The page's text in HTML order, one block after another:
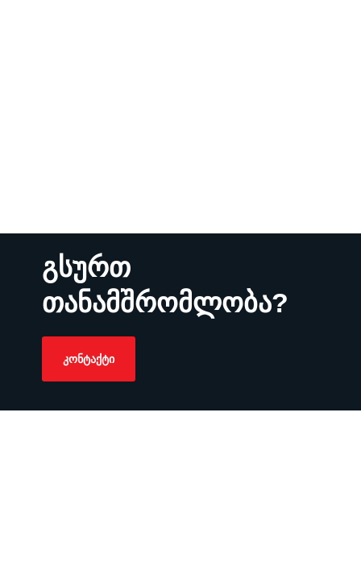
გსურთ
თანამშრომლობა?
ᲙᲝᲜᲢᲐᲥᲢᲘ